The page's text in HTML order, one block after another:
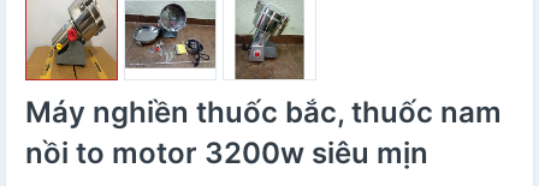
Máy nghiền thuốc bắc, thuốc nam
nồi to motor 3200w siêu mịn